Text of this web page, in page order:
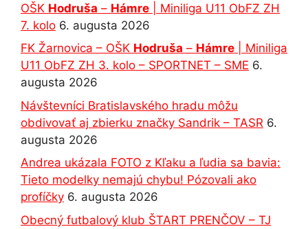
OŠK Hodruša – Hámre | Miniliga U11 ObFZ ZH
7. kolo 6. augusta 2026
FK Žarnovica – OŠK Hodruša – Hámre | Miniliga
U11 ObFZ ZH 3. kolo – SPORTNET – SME 6.
augusta 2026
Návštevníci Bratislavského hradu môžu
obdivovať aj zbierku značky Sandrik – TASR 6.
augusta 2026
Andrea ukázala FOTO z Kľaku a ľudia sa bavia:
Tieto modelky nemajú chybu! Pózovali ako
profíčky 6. augusta 2026
Obecný futbalový klub ŠTART PRENČOV – TJ